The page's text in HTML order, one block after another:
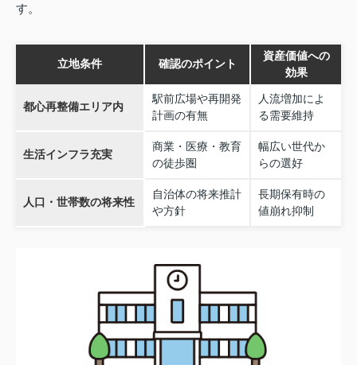
す。
立地条件 確認のポイント
資産価値への
効果
都心再整備エリア内
駅前広場や再開発
計画の有無
人流増加によ
る需要維持
生活インフラ充実
商業・医療・教育
の徒歩圏
幅広い世代か
らの選好
人口・世帯数の将来性
自治体の将来推計
や方針
長期保有時の
値崩れ抑制